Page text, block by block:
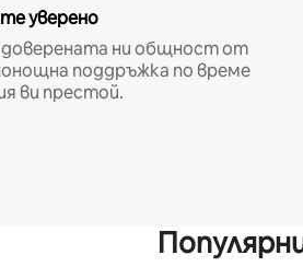
уверено
ни общност от
поддръжка по време
ви престой.